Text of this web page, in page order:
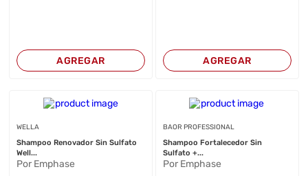
AGREGAR AGREGAR
WELLA
Shampoo Renovador Sin Sulfato
Well...
Por Emphase
BAOR PROFESSIONAL
Shampoo Fortalecedor Sin
Sulfato +...
Por Emphase